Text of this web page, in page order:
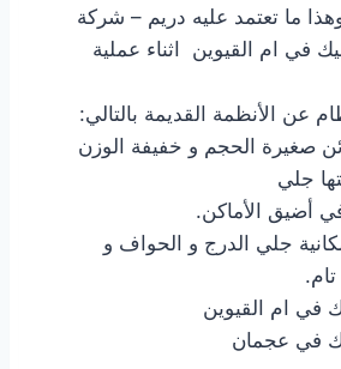
ما تعتمد عليه دريم – شركة
في ام القيوين اثناء عملية
عن الأنظمة القديمة بالتالي:
صغيرة الحجم و خفيفة الوزن
جلي
أضيق الأماكن.
جلي الدرج و الحواف و
في ام القيوين
في عجمان